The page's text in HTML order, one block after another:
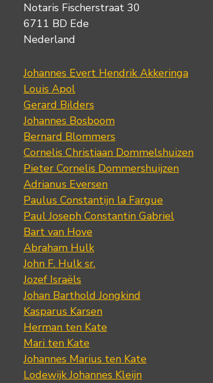
Notaris Fischerstraat 30
6711 BD Ede
Nederland
Johannes Evert Hendrik Akkeringa
Louis Apol
Gerard Bilders
Johannes Bosboom
Bernard Blommers
Cornelis Christiaan Dommelshuizen
Pieter Cornelis Dommershuijzen
Adrianus Eversen
Paulus Constantijn la Fargue
Paul Joseph Constantin Gabriel
Bart van Hove
Abraham Hulk
John F. Hulk sr.
Jozef Israëls
Johan Barthold Jongkind
Kasparus Karsen
Herman ten Kate
Mari ten Kate
Johannes Marius ten Kate
Lodewijk Johannes Kleijn